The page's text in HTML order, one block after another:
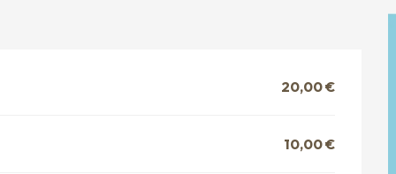
20,00 €
10,00 €